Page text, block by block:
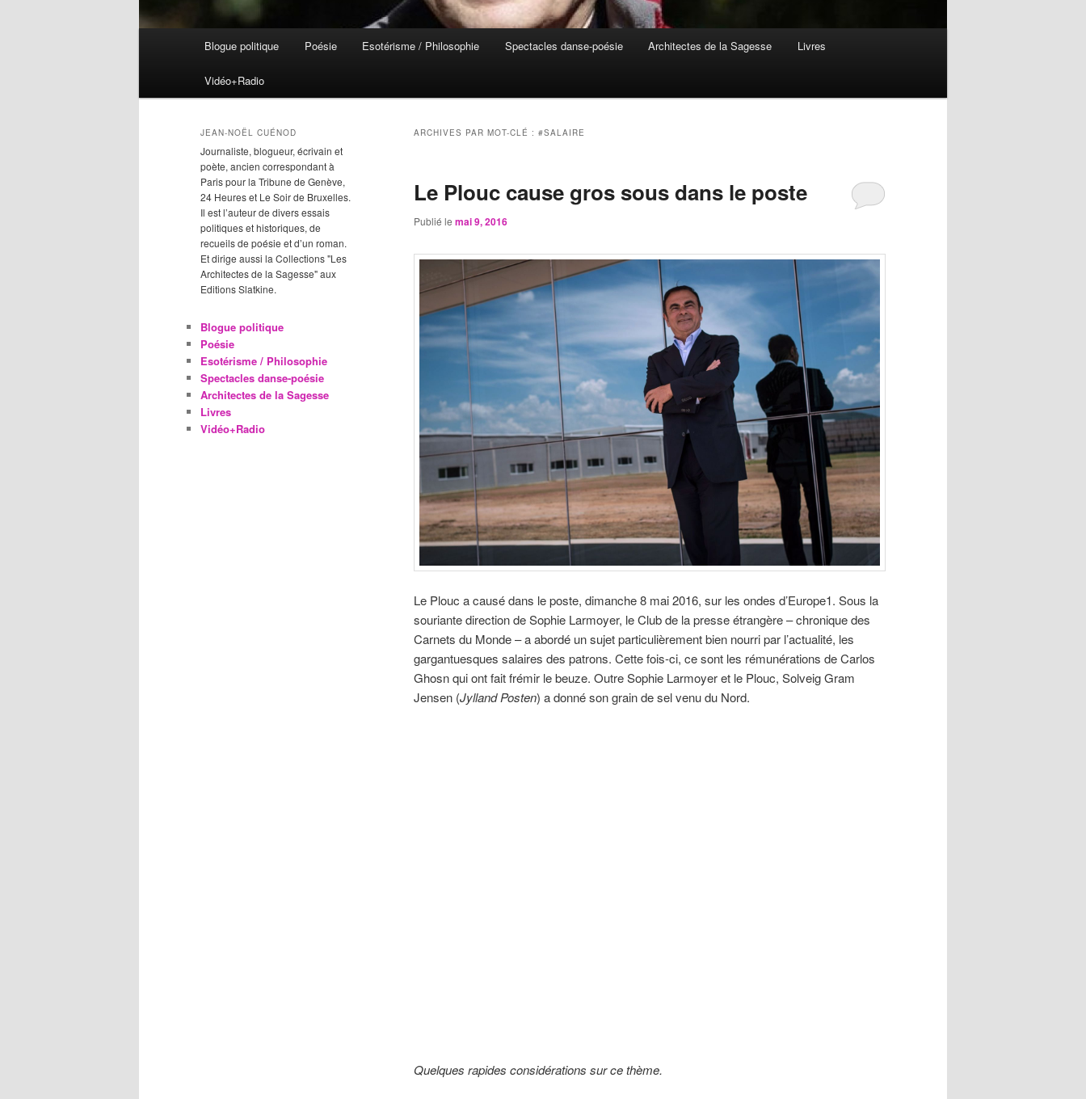
Aller
au
contenu
principal
Aller
au
contenu
secondaire
Blogue politique Poésie Esotérisme / Philosophie Spectacles danse-poésie Architectes de la Sagesse Livres
Vidéo+Radio
ARCHIVES PAR MOT-CLÉ : #SALAIRE
Le Plouc cause gros sous dans le poste
Publié le mai 9, 2016
Le Plouc a causé dans le poste, dimanche 8 mai 2016, sur les ondes d’Europe1. Sous la
souriante direction de Sophie Larmoyer, le Club de la presse étrangère – chronique des
Carnets du Monde – a abordé un sujet particulièrement bien nourri par l’actualité, les
gargantuesques salaires des patrons. Cette fois-ci, ce sont les rémunérations de Carlos
Ghosn qui ont fait frémir le beuze. Outre Sophie Larmoyer et le Plouc, Solveig Gram
Jensen (Jylland Posten) a donné son grain de sel venu du Nord.
Quelques rapides considérations sur ce thème.
JEAN-NOËL CUÉNOD
Journaliste, blogueur, écrivain et
poète, ancien correspondant à
Paris pour la Tribune de Genève,
24 Heures et Le Soir de Bruxelles.
Il est l’auteur de divers essais
politiques et historiques, de
recueils de poésie et d’un roman.
Et dirige aussi la Collections "Les
Architectes de la Sagesse" aux
Editions Slatkine.
Blogue politique
Poésie
Esotérisme / Philosophie
Spectacles danse-poésie
Architectes de la Sagesse
Livres
Vidéo+Radio